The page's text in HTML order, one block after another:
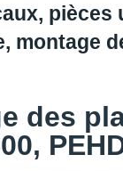
pièces
montage
des